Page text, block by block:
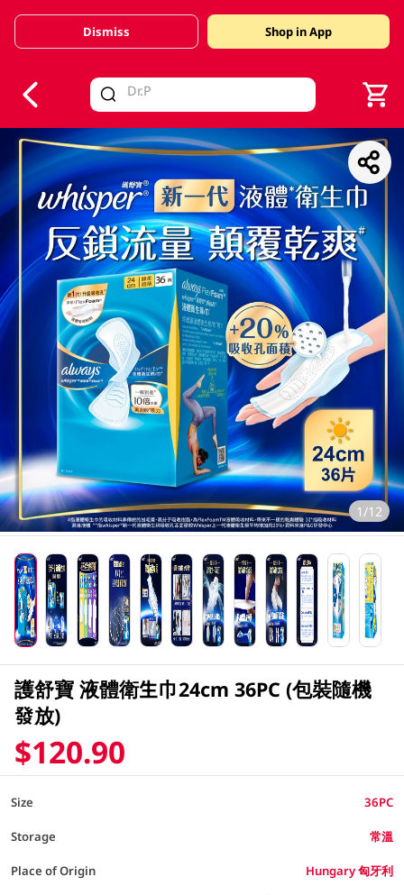
Valid Until 30 June 2026
Dismiss Shop in App
1/12
護舒寶 液體衛生巾24cm 36PC (包裝隨機
發放)
$120.90
Size 36PC
Storage 常溫
Place of Origin Hungary 匈牙利